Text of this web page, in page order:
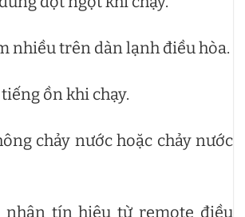
nhiều trên dàn lạnh điều hòa.
ồn khi chạy.
chảy nước hoặc chảy nước
nhận tín hiệu từ remote điều